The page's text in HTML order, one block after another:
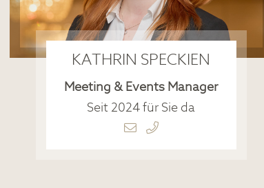
KATHRIN SPECKIEN
Meeting & Events Manager
Seit 2024 für Sie da